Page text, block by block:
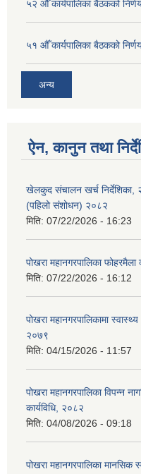
५२ औँ कार्यपालिका बैठकको
५१ औँ कार्यपालिका बैठकको
अन्य
ऐन, कानुन तथा
खेलकुद संचालन खर्च निर्देशिका,
(पहिलो संशोधन) २०८२
मिति: 07/22/2026 - 16:23
पोखरा महानगरपालिका
मिति: 07/22/2026 - 16:12
पोखरा महानगरपालिकामा
२०७९
मिति: 04/15/2026 - 11:57
पोखरा महानगरपालिका विपन्न
कार्यविधि, २०८२
मिति: 04/08/2026 - 09:18
पोखरा महानगरपालिका मानसिक